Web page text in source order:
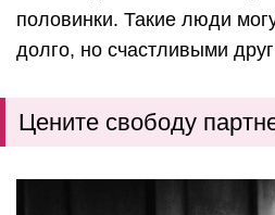
половинки. Такие люди
долго, но счастливыми
Цените свободу